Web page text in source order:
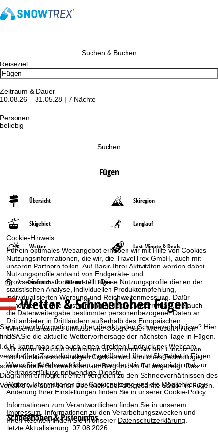
Cookie-Hinweis
Für ein optimales Webangebot erheben wir mit Hilfe von Cookies
Nutzungsinformationen, die wir, die TravelTrex GmbH, auch mit
unseren Partnern teilen. Auf Basis Ihrer Aktivitäten werden dabei
Nutzungsprofile anhand von Endgeräte- und
Browserinformationen erstellt. Diese Nutzungsprofile dienen der
statistischen Analyse, individuellen Produktempfehlung,
individualisierten Werbung und Reichweitenmessung. Dafür
benötigen wir Ihre Zustimmung (jederzeit widerrufbar), die auch
die Datenweitergabe bestimmter personenbezogener Daten an
Drittanbieter in Drittländern außerhalb des Europäischen
Wirtschaftsraumes umfasst, wie Google oder Microsoft in den
USA.
Mit einem Klick aufZustimmenakzeptieren Sie den Einsatz von
nicht funktionsnotwendigen Cookies und ähnlichen Technologien.
Wenn SieAblehnenklicken, verwenden wir nur technisch und zur
Vertragserfüllung notwendige Dienste.
Weitere Informationen zur Cookienutzung und die Möglichkeit zur
Änderung Ihrer Einstellungen finden Sie in unsererCookie-Policy
Informationen zum Verantwortlichen finden Sie in unserem
Impressum. Informationen zu den Verarbeitungszwecken und
Ihren Rechten finden Sie in unserer Datenschutzerklärung
Suchen & Buchen
Reiseziel
Zeitraum & Dauer
10.08.26 – 31.05.28 | 7 Nächte
Personen
beliebig
Suchen
Fügen
Übersicht Skiregion
Skigebiet Langlauf
Wetter Last-Minute & Deals
S
t
a
r
t
s
e
i
Österreich Zillertal Fügen
Wetter & Schneehöhen Fügen
Sie suchen Informationen über die aktuellen Schneeverhältnisse? Hier
finden Sie die aktuelle Wettervorhersage der nächsten Tage in Fügen.
I.d.R. kann man sich auch einen direkten Eindruck per Webcam
verschaffen. Zusätzlich werden geöffnete Lifte im Skigebiet in Fügen
sowie aktuelle Schneehöhen am Berg und im Tal angezeigt. Das
Diagramm ermöglicht einen Vergleich zu den Schneeverhältnissen des
Vorjahrs wie auch einen Überblick über die gesamte Saison in Fügen.
Schneehöhen & Pisteninfos
letzte Aktualisierung: 07.08.2026